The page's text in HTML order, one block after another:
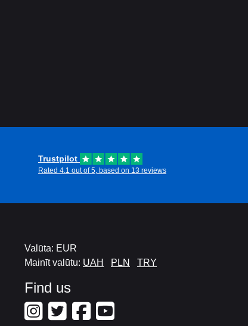
Trustpilot
Rated 4.1 out of 5, based on 13 reviews
Valūta: EUR
Mainīt valūtu: UAH PLN TRY
Find us